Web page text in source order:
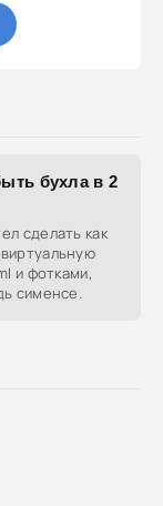
бухла в 2
сделать как
и фотками,
сименсе.